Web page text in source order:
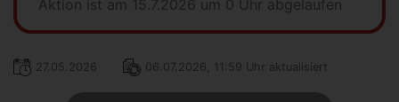
Aktion ist am 15.7.2026 um 0 Uhr abgelaufen
27.05.2026 06.07.2026, 11:59 Uhr aktualisiert